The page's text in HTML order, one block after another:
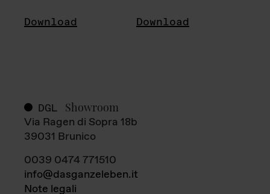
Download Download
DGL Showroom
Via Ragen di Sopra 18b
39031 Brunico
0039 0474 771510
info@dasganzeleben.it
Note legali